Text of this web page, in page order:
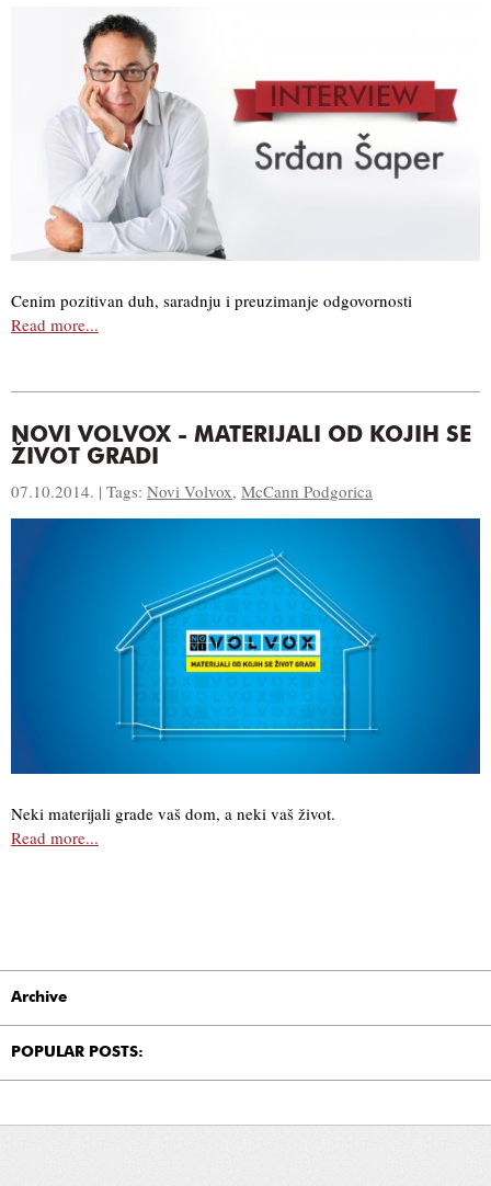
Cenim pozitivan duh, saradnju i preuzimanje odgovornosti
Read more...
NOVI VOLVOX - MATERIJALI OD KOJIH SE
ŽIVOT GRADI
07.10.2014. | Tags: Novi Volvox, McCann Podgorica
Neki materijali grade vaš dom, a neki vaš život.
Read more...
Archive
POPULAR POSTS: